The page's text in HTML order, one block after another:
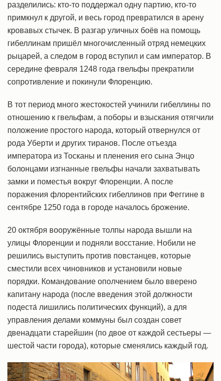
разделились: кто-то поддержал одну партию, кто-то
примкнул к другой, и весь город превратился в арену
кровавых стычек. В разгар уличных боёв на помощь
гибеллинам пришёл многочисленный отряд немецких
рыцарей, а следом в город вступил и сам император. В
середине февраля 1248 года гвельфы прекратили
сопротивление и покинули Флоренцию.
В тот период много жестокостей учинили гибеллины по
отношению к гвельфам, а поборы и взыскания отягчили
положение простого народа, который отвернулся от
рода Уберти и других тиранов. После отъезда
императора из Тосканы и пленения его сына Энцо
болонцами изгнанные гвельфы начали захватывать
замки и поместья вокруг Флоренции. А после
поражения флорентийских гибеллинов при Феггине в
сентябре 1250 года в городе началось брожение.
20 октября вооружённые толпы народа вышли на
улицы Флоренции и подняли восстание. Нобили не
решились выступить против повстанцев, которые
сместили всех чиновников и установили новые
порядки. Командование ополчением было вверено
капитану народа (после введения этой должности
подеста́ лишились политических функций), а для
управления делами коммуны был создан совет
двенадцати старейшин (по двое от каждой сестьеры —
шестой части города), которые сменялись каждый год.